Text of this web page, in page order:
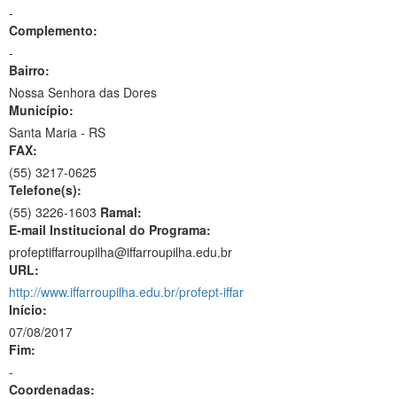
-
Complemento:
-
Bairro:
Nossa Senhora das Dores
Município:
Santa Maria - RS
FAX:
(55) 3217-0625
Telefone(s):
(55) 3226-1603 Ramal:
E-mail Institucional do Programa:
profeptiffarroupilha@iffarroupilha.edu.br
URL:
http://www.iffarroupilha.edu.br/profept-iffar
Início:
07/08/2017
Fim:
-
Coordenadas: